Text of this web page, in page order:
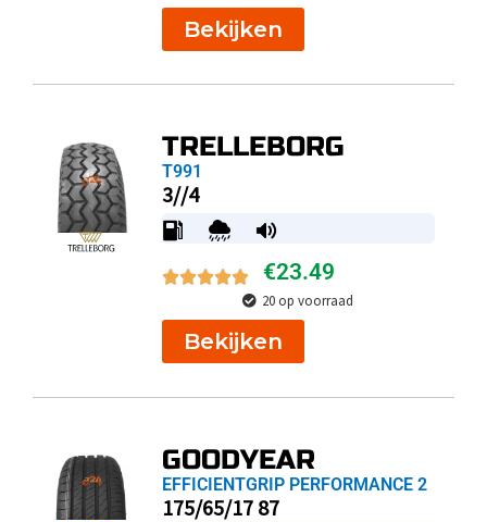
Bekijken
TRELLEBORG
T991
3//4
€23.49
20 op voorraad
Bekijken
GOODYEAR
EFFICIENTGRIP PERFORMANCE 2
175/65/17 87